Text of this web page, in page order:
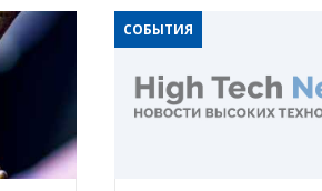
СОБЫТИЯ